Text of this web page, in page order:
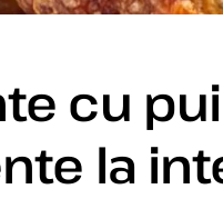
cu
la